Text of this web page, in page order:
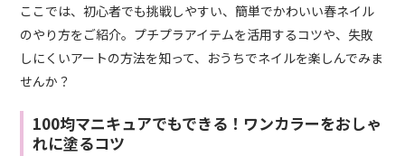
ここでは、初心者でも挑戦しやすい、簡単でかわいい春ネイル
のやり方をご紹介。プチプラアイテムを活用するコツや、失敗
しにくいアートの方法を知って、おうちでネイルを楽しんでみま
せんか？
100均マニキュアでもできる！ワンカラーをおしゃ
れに塗るコツ